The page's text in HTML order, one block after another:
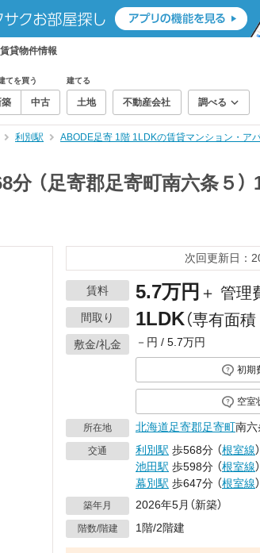
貸物件情報
てを買う
中古
建てる
土地 不動産会社 調べる
利別駅 ABODE足寄 1階 1LDKの賃貸マンション・ア
（足寄郡足寄町南六条５
次回更新日：
賃料 5.7万円 ＋ 管理
間取り 1LDK（専有面
敷金/礼金 －円 / 5.7万円
初期
空室
所在地 北海道足寄郡足寄町南六
交通 利別駅 歩568分 （根室線）
池田駅 歩598分 （根室線）
幕別駅 歩647分 （根室線）
築年月 2026年5月（新築）
階数/階建 1階/2階建